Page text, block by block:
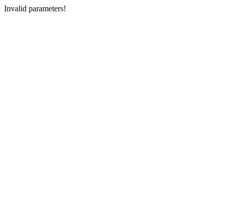
Invalid parameters!